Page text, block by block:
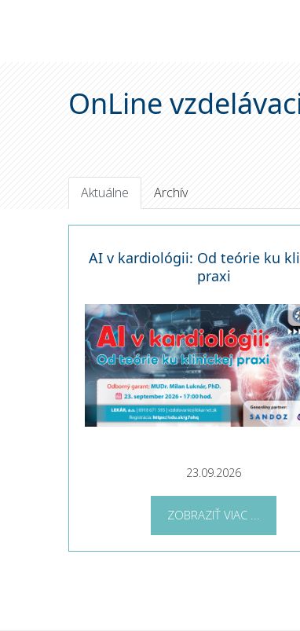
OnLine
Aktuálne Archív
AI v kardiológii: Od teórie ku
praxi
23.09.2026
ZOBRAZIŤ VIAC ...